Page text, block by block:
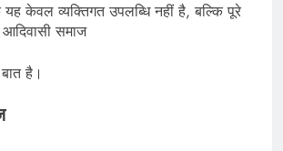
केवल व्यक्तिगत उपलब्धि नहीं है, बल्कि पूरे
समाज
है।